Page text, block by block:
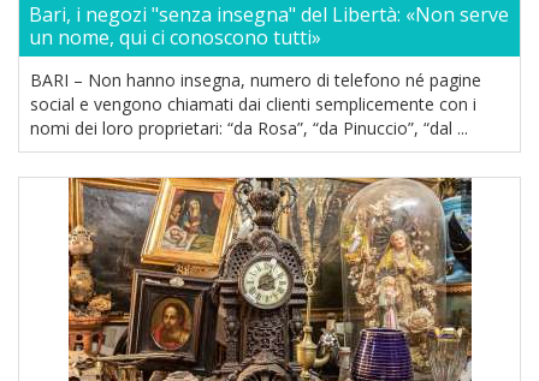
Bari, i negozi "senza insegna" del Libertà: «Non serve
un nome, qui ci conoscono tutti»
BARI – Non hanno insegna, numero di telefono né pagine
social e vengono chiamati dai clienti semplicemente con i
nomi dei loro proprietari: “da Rosa”, “da Pinuccio”, “dal ...